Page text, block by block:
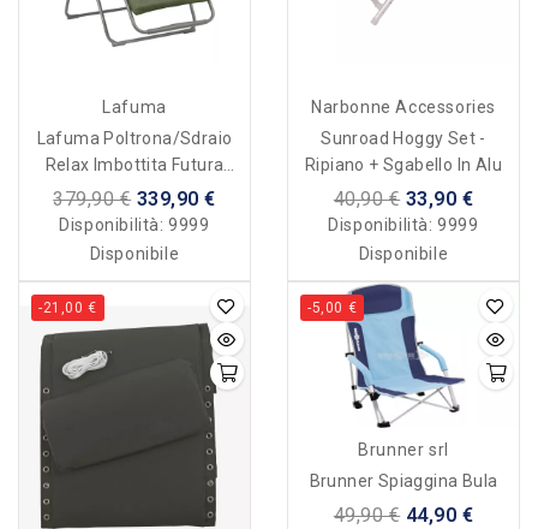
Lafuma
Lafuma Poltrona/sdraio
Relax Imbottita Futura
Becomfort - Olive Verde
379,90 € 339,90 €
Disponibilità:9999
Disponibile
Narbonne Accessories
Sunroad Hoggy Set -
Ripiano + Sgabello In Alu
40,90 € 33,90 €
Disponibilità:9999
Disponibile
-21,00 € -5,00 €
Brunner srl
Brunner Spiaggina Bula
49,90 € 44,90 €